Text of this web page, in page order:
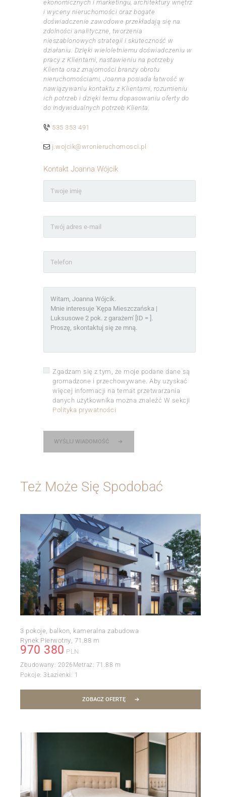
ekonomicznych i marketingu, architektury wnętrz
i wyceny nieruchomości oraz bogate
doświadczenie zawodowe przekładają się na
zdolności analityczne, tworzenia
nieszablonowych strategii i skuteczność w
działaniu. Dzięki wieloletniemu doświadczeniu w
pracy z Klientami, nastawieniu na potrzeby
Klienta oraz znajomości branży obrotu
nieruchomościami, Joanna posiada łatwość w
nawiązywaniu kontaktu z Klientami, rozumieniu
ich potrzeb i dzięki temu dopasowaniu oferty do
do indywidualnych potrzeb Klienta.
535 353 491
j.wojcik@wronieruchomosci.pl
Kontakt Joanna Wójcik
Zgadzam się z tym, że moje podane dane są
gromadzone i przechowywane. Aby uzyskać
więcej informacji na temat przetwarzania
danych użytkownika można znaleźć W sekcji
Polityka prywatności
WYŚLIJ WIADOMOŚĆ
Też Może Się Spodobać
3 pokoje, balkon, kameralna zabudowa
Rynek Pierwotny 71.88 m
970 380 PLN
Zbudowany: 2026 Metraż: 71.88 m
Pokoje: 3Łazienki: 1
ZOBACZ OFERTĘ